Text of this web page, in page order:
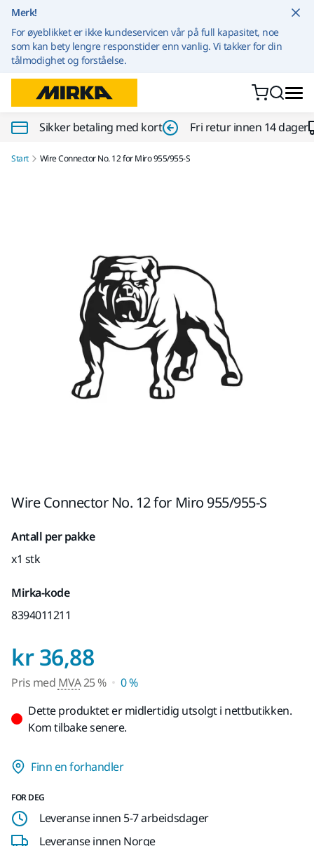
Merk!
For øyeblikket er ikke kundeservicen vår på full kapasitet, noe
som kan bety lengre responstider enn vanlig. Vi takker for din
tålmodighet og forståelse.
Sikker betaling med kort Fri retur innen 14 dager
Start Wire Connector No. 12 for Miro 955/955-S
Wire Connector No. 12 for Miro 955/955-S
Antall per pakke
x1 stk
Mirka-kode
8394011211
kr 36,88Pris med MVA 25 %
Pris med MVA25 %
0 %
Dette produktet er midlertidig utsolgt i nettbutikken.
Kom tilbake senere.
Finn en forhandler
FOR DEG
Leveranse innen 5-7 arbeidsdager
Leveranse innen Norge